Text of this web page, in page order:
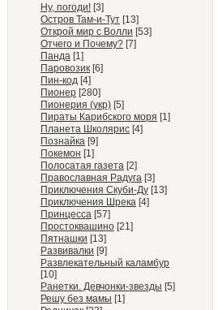
Ну, погоди! [3]
Остров Там-и-Тут [13]
Открой мир с Волли [53]
Отчего и Почему? [7]
Панда [1]
Паровозик [6]
Пин-код [4]
Пионер [280]
Пионерия (укр) [5]
Пираты Карибского моря [1]
Планета Школярис [4]
Познайка [9]
Покемон [1]
Полосатая газета [2]
Православная Радуга [3]
Приключения Скуби-Ду [13]
Приключения Шрека [4]
Принцесса [57]
Простоквашино [21]
Пятнашки [13]
Развивалки [9]
Развлекательный каламбур
[10]
Ранетки. Девчонки-звезды [5]
Решу без мамы [1]